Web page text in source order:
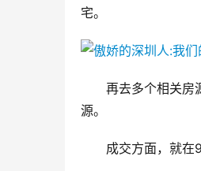
宅。
再去多个相关房
源。
成交方面，就在9